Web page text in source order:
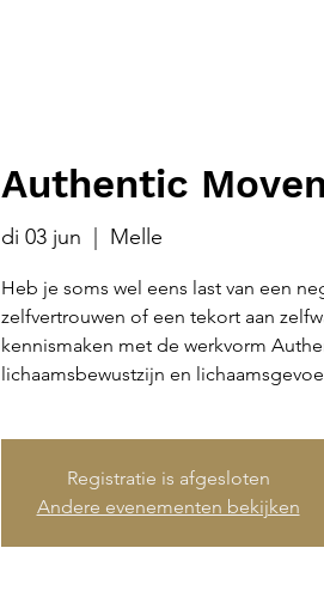
Authentic
di 03 jun Melle
Heb je soms wel eens last van een
zelfvertrouwen of een tekort aan
kennismaken met de werkvorm
lichaamsbewustzijn en
Registratie is afgesloten
Andere evenementen bekijken